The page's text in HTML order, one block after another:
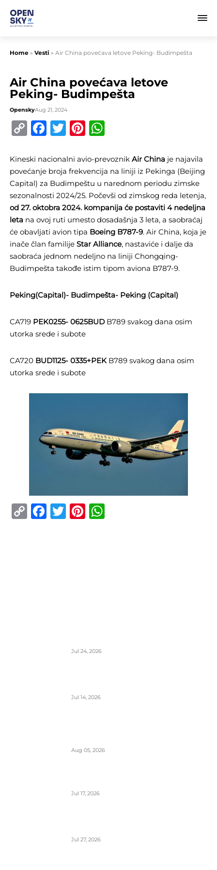
Home » Vesti » Air China povećava letove Peking- Budimpešta
Air China povećava letove
Peking- Budimpešta
OpenskyAug 21, 2024
CopyFacebook
TwitterPinterest
Kineski nacionalni avio-prevoznik Air China je najavila
povećanje broja frekvencija na liniji iz Pekinga (Beijing
Capital) za Budimpeštu u narednom periodu zimske
sezonalnosti 2024/25. Počevši od zimskog reda letenja,
od 27. oktobra 2024. kompanija će postaviti 4 nedeljna
leta na ovoj ruti umesto dosadašnja 3 leta, a saobraćaj
će obavljati avion tipa Boeing B787-9. Air China, koja je
inače član familije Star Alliance, nastaviće i dalje da
saobraća jednom nedeljno na liniji Chongqing-
Budimpešta takođe istim tipom aviona B787-9.
Peking(Capital)- Budimpešta- Peking (Capital)
CA719 PEK0255- 0625BUDB789 svakog dana osim
utorka srede i subote
CA720 BUD1125- 0335+PEKB789 svakog dana osim
utorka srede i subote
CopyFacebook
TwitterPinterest
Jul 24, 2026
Jul 14, 2026
Aug 05, 2026
Jul 17, 2026
Jul 27, 2026